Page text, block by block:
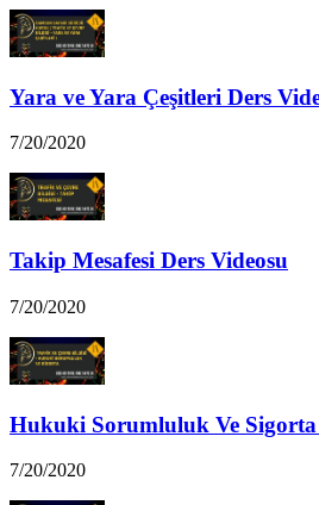
Yara ve Yara Çeşitleri Ders
7/20/2020
Takip Mesafesi Ders Videosu
7/20/2020
Hukuki Sorumluluk Ve Sigorta
7/20/2020